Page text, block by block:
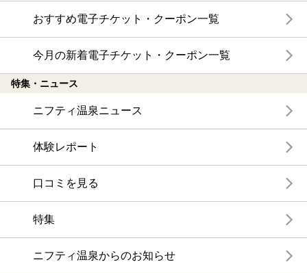
おすすめ電子チケット・クーポン一覧
今月の新着電子チケット・クーポン一覧
特集・ニュース
ニフティ温泉ニュース
体験レポート
口コミを見る
特集
ニフティ温泉からのお知らせ